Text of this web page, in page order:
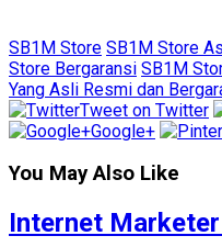
SB1M Store SB1M Store
Store Bergaransi SB1M
Yang Asli Resmi dan
Tweet on Twitter
Google+
You May Also Like
Internet